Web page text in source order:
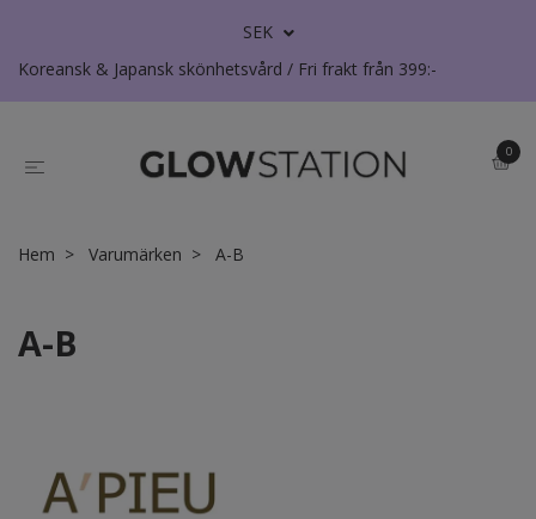
SEK
Koreansk & Japansk skönhetsvård / Fri frakt från 399:-
0
Hem Varumärken A-B
A-B